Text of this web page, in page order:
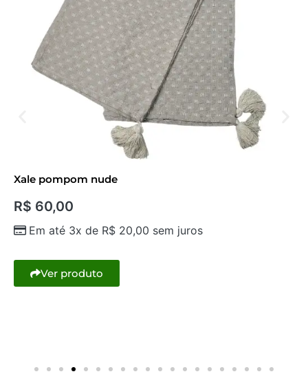
Xale pompom nude
R$ 60,00
Em até 3x de R$ 20,00 sem juros
Ver produto